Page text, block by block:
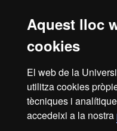
Aquest lloc
cookies
El web de la
utilitza cookies
tècniques i
accedeixi a la nostra
Reconeixement
Inici Avís
Protecció